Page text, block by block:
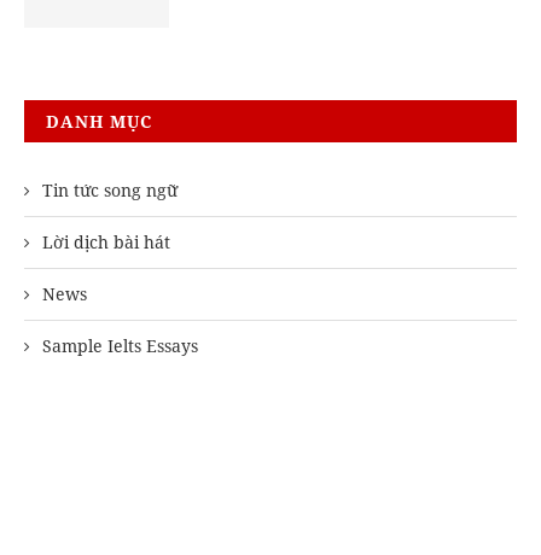
DANH MỤC
Tin tức song ngữ
Lời dịch bài hát
News
Sample Ielts Essays